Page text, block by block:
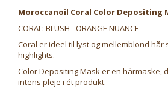
Moroccanoil Coral Color Depositing
CORAL: BLUSH - ORANGE NUANCE
Coral er ideel til lyst og mellemblond hår
highlights.
Color Depositing Mask er en hårmaske,
intens pleje i ét produkt.